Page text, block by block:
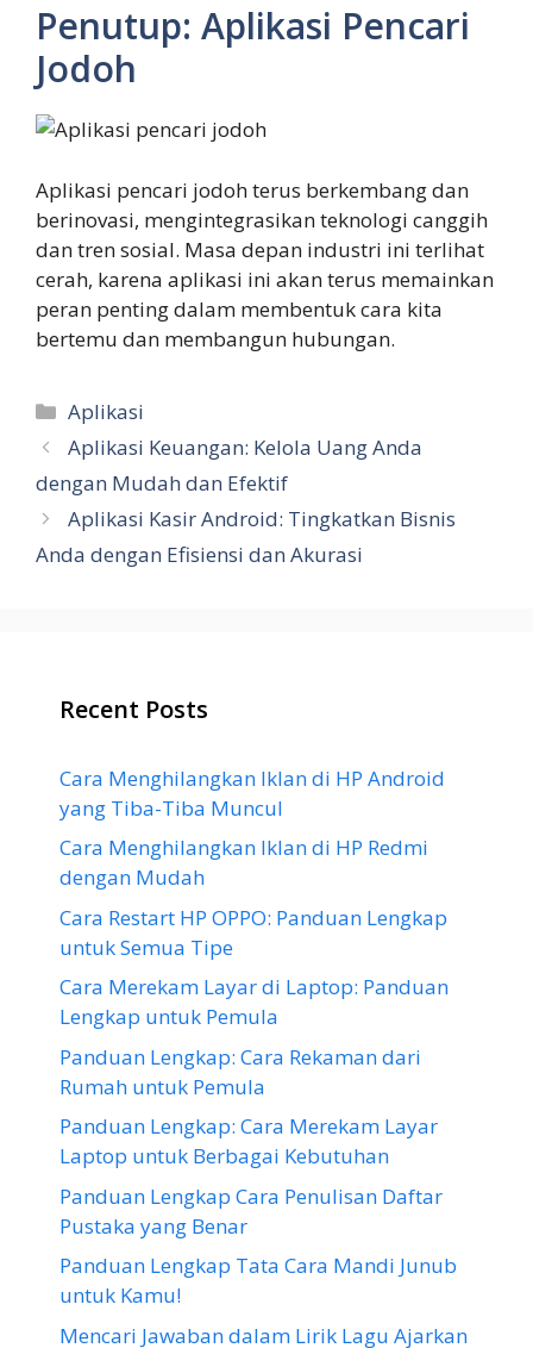
Penutup: Aplikasi Pencari
Jodoh
Aplikasi pencari jodoh terus berkembang dan
berinovasi, mengintegrasikan teknologi canggih
dan tren sosial. Masa depan industri ini terlihat
cerah, karena aplikasi ini akan terus memainkan
peran penting dalam membentuk cara kita
bertemu dan membangun hubungan.
Categories
Aplikasi
Aplikasi Keuangan: Kelola Uang Anda
dengan Mudah dan Efektif
Aplikasi Kasir Android: Tingkatkan Bisnis
Anda dengan Efisiensi dan Akurasi
Recent Posts
Cara Menghilangkan Iklan di HP Android
yang Tiba-Tiba Muncul
Cara Menghilangkan Iklan di HP Redmi
dengan Mudah
Cara Restart HP OPPO: Panduan Lengkap
untuk Semua Tipe
Cara Merekam Layar di Laptop: Panduan
Lengkap untuk Pemula
Panduan Lengkap: Cara Rekaman dari
Rumah untuk Pemula
Panduan Lengkap: Cara Merekam Layar
Laptop untuk Berbagai Kebutuhan
Panduan Lengkap Cara Penulisan Daftar
Pustaka yang Benar
Panduan Lengkap Tata Cara Mandi Junub
untuk Kamu!
Mencari Jawaban dalam Lirik Lagu Ajarkan